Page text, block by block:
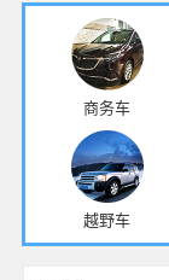
商务车
越野车